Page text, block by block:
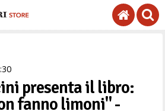
30
presenta il libro:
fanno limoni" -